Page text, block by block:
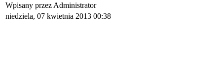
Wpisany przez Administrator
niedziela, 07 kwietnia 2013 00:38